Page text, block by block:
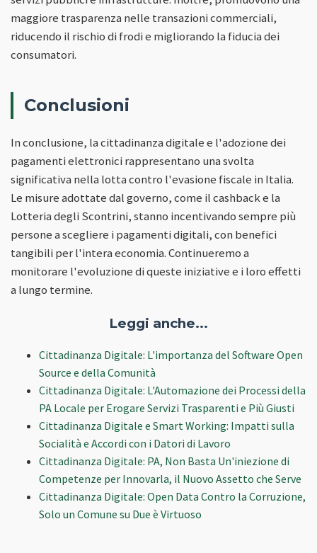
maggiore trasparenza nelle transazioni commerciali,
riducendo il rischio di frodi e migliorando la fiducia dei
consumatori.
Conclusioni
In conclusione, la cittadinanza digitale e l'adozione dei
pagamenti elettronici rappresentano una svolta
significativa nella lotta contro l'evasione fiscale in Italia.
Le misure adottate dal governo, come il cashback e la
Lotteria degli Scontrini, stanno incentivando sempre più
persone a scegliere i pagamenti digitali, con benefici
tangibili per l'intera economia. Continueremo a
monitorare l'evoluzione di queste iniziative e i loro effetti
a lungo termine.
Leggi anche...
Cittadinanza Digitale: L'importanza del Software Open
Source e della Comunità
Cittadinanza Digitale: L'Automazione dei Processi della
PA Locale per Erogare Servizi Trasparenti e Più Giusti
Cittadinanza Digitale e Smart Working: Impatti sulla
Socialità e Accordi con i Datori di Lavoro
Cittadinanza Digitale: PA, Non Basta Un'iniezione di
Competenze per Innovarla, il Nuovo Assetto che Serve
Cittadinanza Digitale: Open Data Contro la Corruzione,
Solo un Comune su Due è Virtuoso